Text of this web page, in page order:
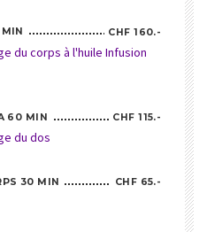
CHF 160.-
du corps à l'huile Infusion
60 MIN CHF 115.-
du dos
30 MIN CHF 65.-